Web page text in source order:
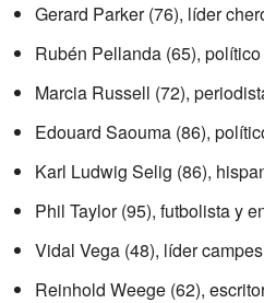
Gerard Parker (76), líder
Rubén Pellanda (65),
Marcia Russell (72),
Edouard Saouma (86),
Karl Ludwig Selig (86),
Phil Taylor (95), futbolista y
Vidal Vega (48), líder
Reinhold Weege (62),